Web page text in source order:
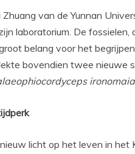
Zhuang van de Yunnan
laboratorium. De
belang voor het
bovendien twee nieuwe
ironomaia
licht op het leven in het